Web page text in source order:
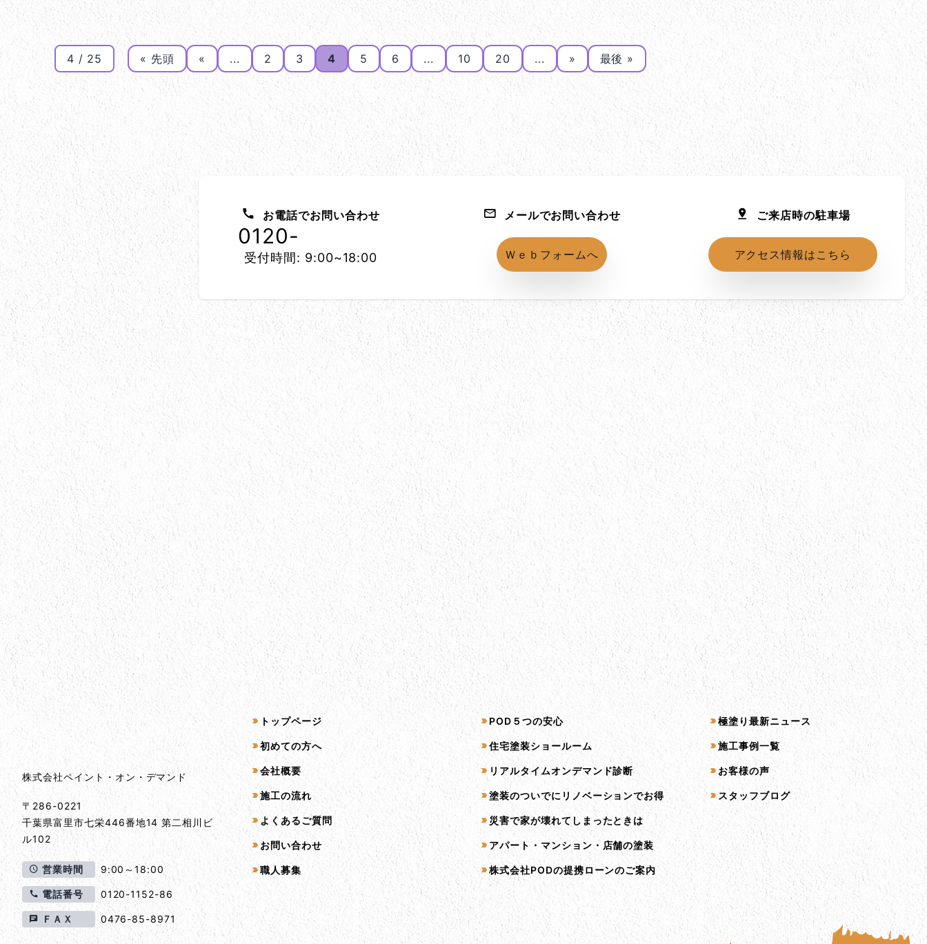
4 / 25 « 先頭 « ... 2 3 4 5 6 ... 10 20 ... » 最後 »
お問い合わせ方法
お電話でお問い合わせ
0120-
受付時間: 9:00~18:00
メールでお問い合わせ
Ｗｅｂフォームへ
ご来店時の駐車場
アクセス情報はこちら
所在地
会社情報とサイトマップ
会社情報
株式会社ペイント・オン・デマンド
〒286-0221
千葉県富里市七栄446番地14 第二相川ビ
ル102
営業時間 9:00～18:00
電話番号 0120-1152-86
ＦＡＸ 0476-85-8971
サイトマップ
トップページ
初めての方へ
会社概要
施工の流れ
よくあるご質問
お問い合わせ
職人募集
サービス一覧
POD５つの安心
住宅塗装ショールーム
リアルタイムオンデマンド診断
塗装のついでにリノベーションでお得
災害で家が壊れてしまったときは
アパート・マンション・店舗の塗装
株式会社PODの提携ローンのご案内
コンテンツ一覧
極塗り最新ニュース
施工事例一覧
お客様の声
スタッフブログ